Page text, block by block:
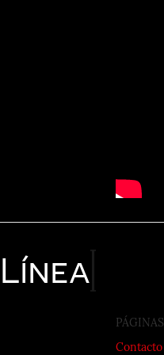
Línea
PÁGINAS
Contacto